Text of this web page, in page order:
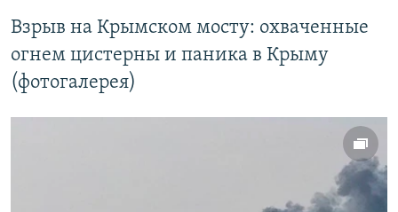
Взрыв на Крымском мосту: охваченные
огнем цистерны и паника в Крыму
(фотогалерея)